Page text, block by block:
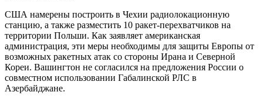
США намерены построить в Чехии радиолокационную
станцию, а также разместить 10 ракет-перехватчиков на
территории Польши. Как заявляет американская
администрация, эти меры необходимы для защиты Европы от
возможных ракетных атак со стороны Ирана и Северной
Кореи. Вашингтон не согласился на предложения России о
совместном использовании Габалинской РЛС в
Азербайджане.